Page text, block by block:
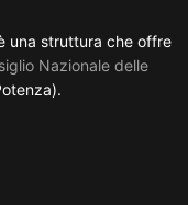
una struttura che offre
Nazionale delle